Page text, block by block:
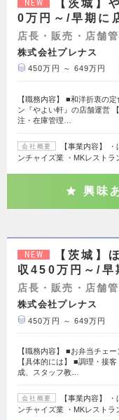
NEW
【茨城】
0万円～/早期に
店長・販売・店舗管
株式会社プレナス
450万円 ～ 649万円
【職務内容】 ■和洋折衷の
ン『やよい軒』の店舗運営
注・在庫管理…
会社概要
【事業内容】
ンチャイズ業 ・MKレスト
興味
NEW
【茨城】
収450万円～/早
店長・販売・店舗管
株式会社プレナス
450万円 ～ 649万円
【職務内容】 ■お弁当チェ
【具体的には】 ■調理・接
成、スタッフ教…
会社概要
【事業内容】
ンチャイズ業 ・MKレスト